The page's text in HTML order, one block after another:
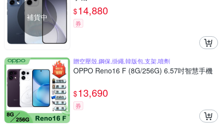
補貨中
$14,880
券
贈空壓殼,鋼保,掛繩,韓版包,支架,噴劑
OPPO Reno16 F (8G/256G) 6.57吋智慧手機
$13,690
券